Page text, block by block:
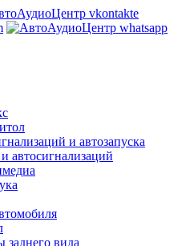
и автозапуска
автосигнализаций
заднего вида